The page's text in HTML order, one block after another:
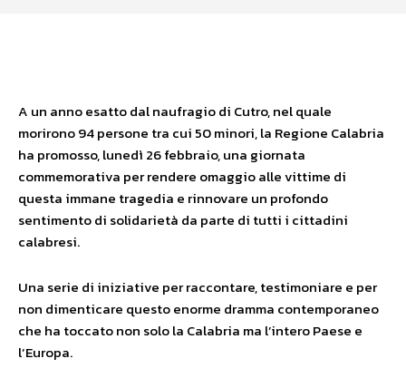
A un anno esatto dal naufragio di Cutro, nel quale
morirono 94 persone tra cui 50 minori, la Regione Calabria
ha promosso, lunedì 26 febbraio, una giornata
commemorativa per rendere omaggio alle vittime di
questa immane tragedia e rinnovare un profondo
sentimento di solidarietà da parte di tutti i cittadini
calabresi.
Una serie di iniziative per raccontare, testimoniare e per
non dimenticare questo enorme dramma contemporaneo
che ha toccato non solo la Calabria ma l’intero Paese e
l’Europa.